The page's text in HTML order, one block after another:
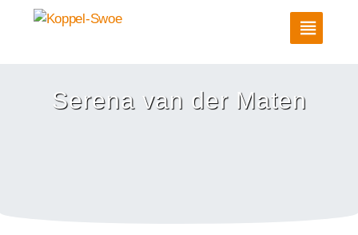
Serena van der Maten